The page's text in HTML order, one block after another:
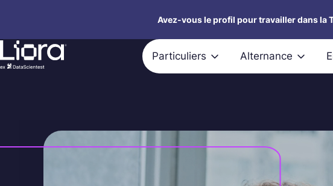
contenu
Avez-vous le profil pour travailler dans la
Particuliers Alternance